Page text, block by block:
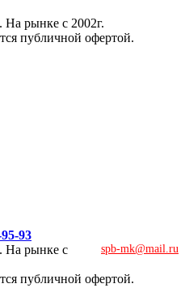
рынке с 2002г.
публичной офертой.
93
spb-mk@mail.ru
На рынке с
публичной офертой.